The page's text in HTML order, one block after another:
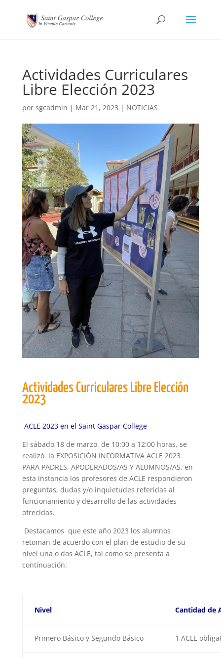
Actividades Curriculares
Libre Elección 2023
por sgcadmin | Mar 21, 2023 | NOTICIAS
Actividades Curriculares Libre Elección
2023
ACLE 2023 en el Saint Gaspar College
El sábado 18 de marzo, de 10:00 a 12:00 horas, se
realizó la EXPOSICIÓN INFORMATIVA ACLE 2023
PARA PADRES, APODERADOS/AS Y ALUMNOS/AS, en
esta instancia los profesores de ACLE respondieron
preguntas, dudas y/o inquietudes referidas al
funcionamiento y desarrollo de las actividades
ofrecidas.
Destacamos que este año 2023 los alumnos
retoman de acuerdo con el plan de estudio de su
nivel una o dos ACLE, tal como se presenta a
continuación:
Nivel Cantidad de
Primero Básico y Segundo Básico 1 ACLE